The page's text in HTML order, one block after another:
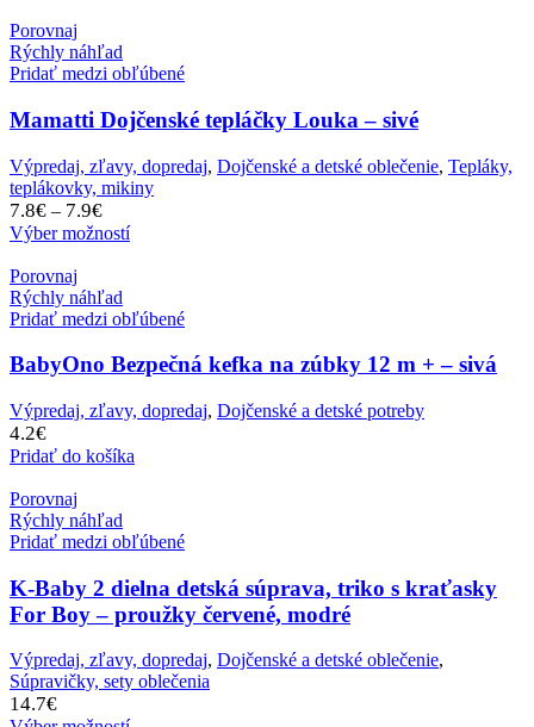
Porovnaj
Rýchly náhľad
Pridať medzi obľúbené
Mamatti Dojčenské tepláčky Louka – sivé
Výpredaj, zľavy, dopredaj, Dojčenské a detské oblečenie, Tepláky,
teplákovky, mikiny
7.8€ – 7.9€
range:
7.9€
Výber možností
Porovnaj
Rýchly náhľad
Pridať medzi obľúbené
BabyOno Bezpečná kefka na zúbky 12 m + – sivá
Výpredaj, zľavy, dopredaj, Dojčenské a detské potreby
4.2€
Pridať do košíka
Porovnaj
Rýchly náhľad
Pridať medzi obľúbené
K-Baby 2 dielna detská súprava, triko s kraťasky
For Boy – proužky červené, modré
Výpredaj, zľavy, dopredaj, Dojčenské a detské oblečenie,
Súpravičky, sety oblečenia
14.7€